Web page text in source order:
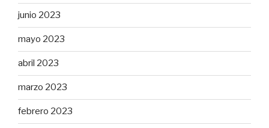
junio 2023
mayo 2023
abril 2023
marzo 2023
febrero 2023